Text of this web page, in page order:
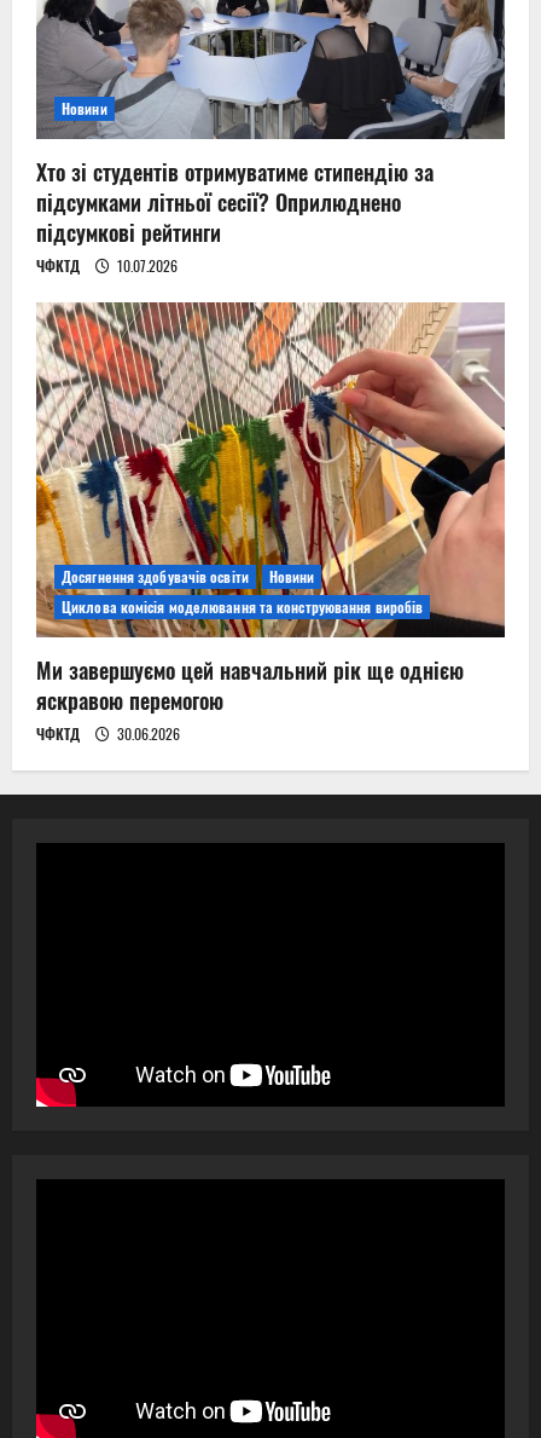
Новини
Хто зі студентів отримуватиме стипендію за
підсумками літньої сесії? Оприлюднено
підсумкові рейтинги
ЧФКТД 10.07.2026
Досягнення здобувачів освіти
Новини
Циклова комісія моделювання та конструювання виробів
Ми завершуємо цей навчальний рік ще однією
яскравою перемогою
ЧФКТД 30.06.2026